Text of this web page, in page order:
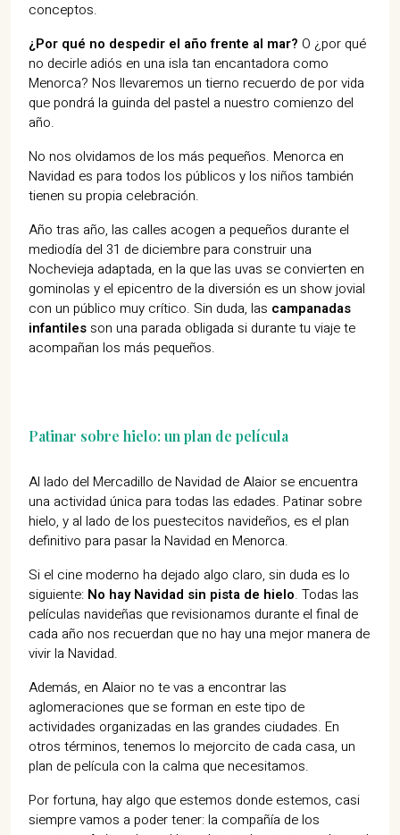
conceptos.
¿Por qué no despedir el año frente al mar? O ¿por qué
no decirle adiós en una isla tan encantadora como
Menorca? Nos llevaremos un tierno recuerdo de por vida
que pondrá la guinda del pastel a nuestro comienzo del
año.
No nos olvidamos de los más pequeños. Menorca en
Navidad es para todos los públicos y los niños también
tienen su propia celebración.
Año tras año, las calles acogen a pequeños durante el
mediodía del 31 de diciembre para construir una
Nochevieja adaptada, en la que las uvas se convierten en
gominolas y el epicentro de la diversión es un show jovial
con un público muy crítico. Sin duda, las campanadas
infantilesson una parada obligada si durante tu viaje te
acompañan los más pequeños.
Patinar sobre hielo: un plan de película
Al lado del Mercadillo de Navidad de Alaior se encuentra
una actividad única para todas las edades. Patinar sobre
hielo, y al lado de los puestecitos navideños, es el plan
definitivo para pasar la Navidad en Menorca.
Si el cine moderno ha dejado algo claro, sin duda es lo
siguiente: No hay Navidad sin pista de hielo. Todas las
películas navideñas que revisionamos durante el final de
cada año nos recuerdan que no hay una mejor manera de
vivir la Navidad.
Además, en Alaior no te vas a encontrar las
aglomeraciones que se forman en este tipo de
actividades organizadas en las grandes ciudades. En
otros términos, tenemos lo mejorcito de cada casa, un
plan de película con la calma que necesitamos.
Por fortuna, hay algo que estemos donde estemos, casi
siempre vamos a poder tener: la compañía de los